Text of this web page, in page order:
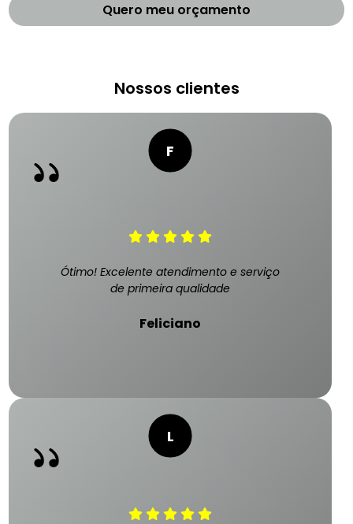
Quero meu orçamento
Nossos clientes
Ótimo! Excelente atendimento e serviço
de primeira qualidade
Feliciano